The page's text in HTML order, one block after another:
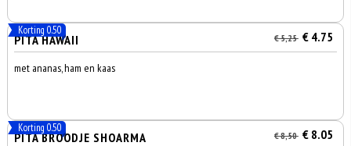
Korting 0.50
PITA HAWAII € 5,25 € 4.75
met ananas, ham en kaas
Korting 0.50
PITA BROODJE SHOARMA € 8,50 € 8.05